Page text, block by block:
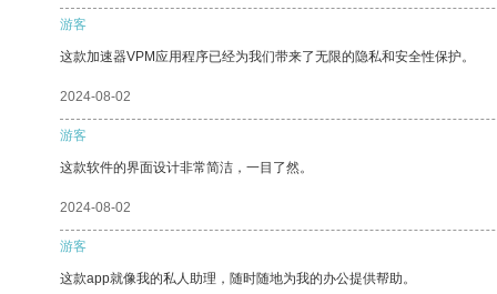
游客
这款加速器VPM应用程序已经为我们带来了无限的隐私和安全性保护。
2024-08-02
游客
这款软件的界面设计非常简洁，一目了然。
2024-08-02
游客
这款app就像我的私人助理，随时随地为我的办公提供帮助。